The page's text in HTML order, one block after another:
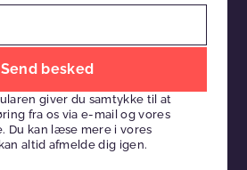
giver du samtykke til at
fra os via e-mail og vores
Du kan læse mere i vores
altid afmelde dig igen.